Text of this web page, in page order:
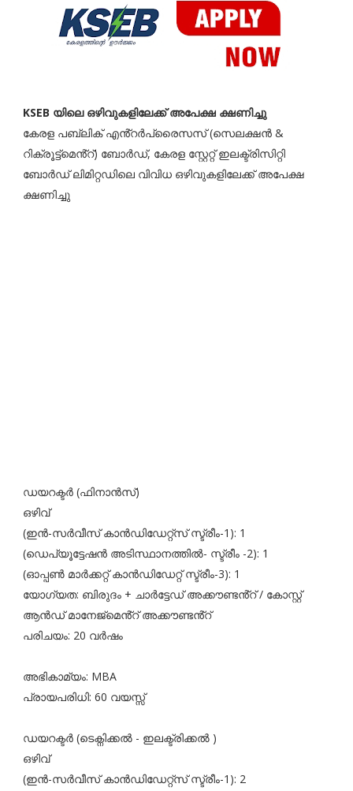
KSEB യിലെ ഒഴിവുകളിലേക്ക് അപേക്ഷ ക്ഷണിച്ചു
കേരള പബ്ലിക് എൻ്റർപ്രൈസസ് (സെലക്ഷൻ &
റിക്രൂട്ട്മെൻ്റ്) ബോർഡ്, കേരള സ്റ്റേറ്റ് ഇലക്ട്രിസിറ്റി
ബോർഡ് ലിമിറ്റഡിലെ വിവിധ ഒഴിവുകളിലേക്ക് അപേക്ഷ
ക്ഷണിച്ചു
ഡയറക്ടർ (ഫിനാൻസ്)
ഒഴിവ്
(ഇൻ-സർവീസ് കാൻഡിഡേറ്റ്സ് സ്ട്രീം-1): 1
(ഡെപ്യൂട്ടേഷൻ അടിസ്ഥാനത്തിൽ- സ്ട്രീം -2): 1
(ഓപ്പൺ മാർക്കറ്റ് കാൻഡിഡേറ്റ് സ്ട്രീം-3): 1
യോഗ്യത: ബിരുദം + ചാർട്ടേഡ് അക്കൗണ്ടൻ്റ് / കോസ്റ്റ്
ആൻഡ് മാനേജ്‌മെൻ്റ് അക്കൗണ്ടൻ്റ്
പരിചയം: 20 വർഷം
അഭികാമ്യം: MBA
പ്രായപരിധി: 60 വയസ്സ്‌
ഡയറക്ടർ (ടെക്നിക്കൽ - ഇലക്ട്രിക്കൽ )
ഒഴിവ്
(ഇൻ-സർവീസ് കാൻഡിഡേറ്റ്സ് സ്ട്രീം-1): 2